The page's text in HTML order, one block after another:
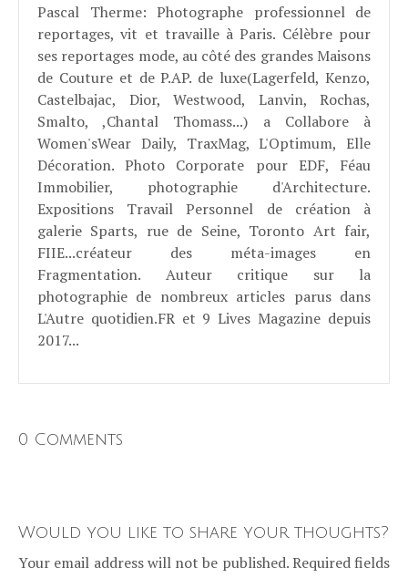
Pascal Therme: Photographe professionnel de
reportages, vit et travaille à Paris. Célèbre pour
ses reportages mode, au côté des grandes Maisons
de Couture et de P.AP. de luxe(Lagerfeld, Kenzo,
Castelbajac, Dior, Westwood, Lanvin, Rochas,
Smalto, ,Chantal Thomass...) a Collabore à
Women'sWear Daily, TraxMag, L'Optimum, Elle
Décoration. Photo Corporate pour EDF, Féau
Immobilier, photographie d'Architecture.
Expositions Travail Personnel de création à
galerie Sparts, rue de Seine, Toronto Art fair,
FIIE...créateur des méta-images en
Fragmentation. Auteur critique sur la
photographie de nombreux articles parus dans
L'Autre quotidien.FR et 9 Lives Magazine depuis
2017...
0 Comments
Would you like to share your thoughts?
Your email address will not be published. Required fields